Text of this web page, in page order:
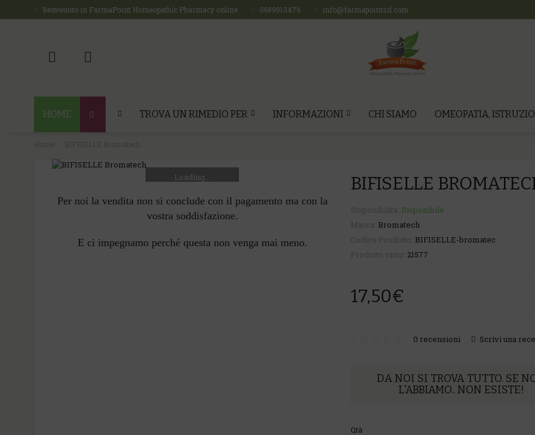
Benvenuto in FarmaPoint Homeopathic Pharmacy online 0689013476 info@farmapointsrl.com
HOME TROVA UN RIMEDIO PER INFORMAZIONI CHI SIAMO OMEOPATIA,
Loading...
Per noi la vendita non si conclude con il pagamento ma con la
vostra soddisfazione.
E ci impegnamo perché questa non venga mai meno.
BIFISELLE
Disponibile
Bromatech
BIFISELLE-bromatec
21577
17,50€
0 recensioni Scrivi una
DA NOI SI TROVA TUTTO. SE
L'ABBIAMO.. NON ESISTE!
Qtà